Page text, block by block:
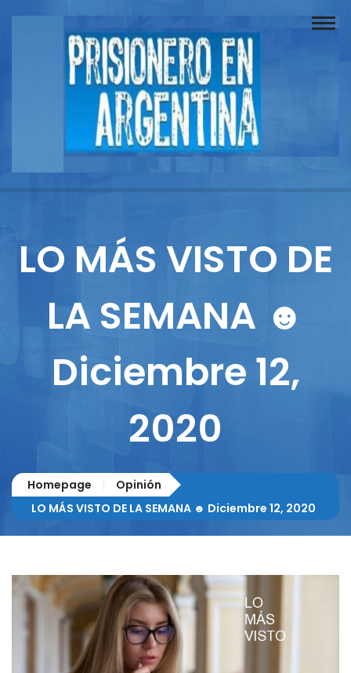
Buscador
Documentos
Reportajes
Columnistas
LO MÁS VISTO DE
LA SEMANA ☻
Diciembre 12,
2020
Homepage
Opinión
LO MÁS VISTO DE LA SEMANA ☻ Diciembre 12, 2020